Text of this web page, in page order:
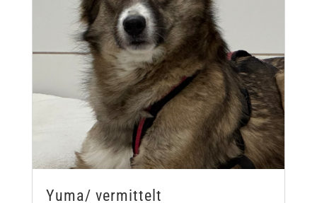
Yuma/ vermittelt